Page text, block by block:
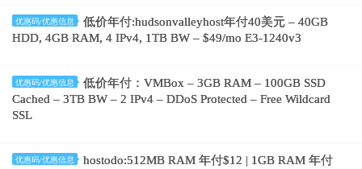
优惠码/优惠信息
低价年付:hudsonvalleyhost年付40美元 – 40GB
HDD, 4GB RAM, 4 IPv4, 1TB BW – $49/mo E3-1240v3
优惠码/优惠信息
低价年付：VMBox – 3GB RAM – 100GB SSD
Cached – 3TB BW – 2 IPv4 – DDoS Protected – Free Wildcard
SSL
优惠码/优惠信息
hostodo:512MB RAM 年付$12 | 1GB RAM 年付